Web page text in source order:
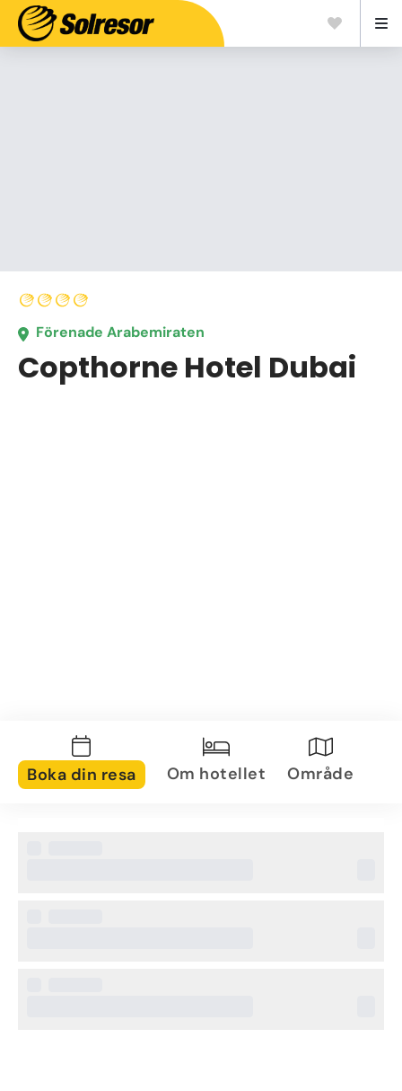
Förenade Arabemiraten
Copthorne Hotel Dubai
Boka din resa Om hotellet Område